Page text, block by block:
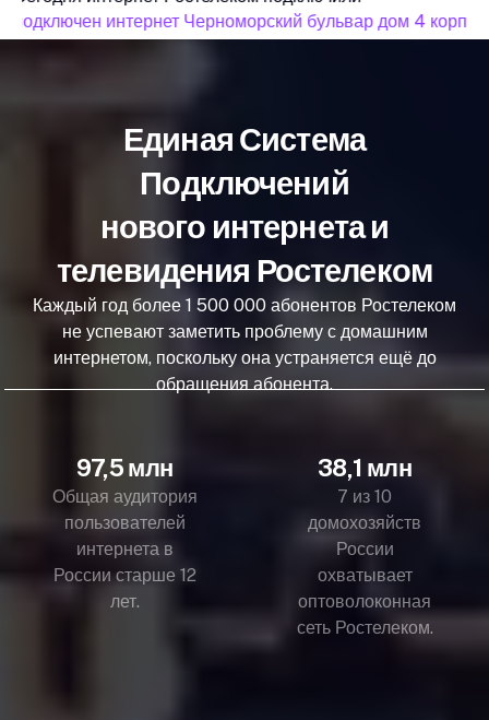
подключен интернет Черноморский бульвар дом 4 корпус
Единая Система
Подключений
нового интернета и
телевидения Ростелеком
Каждый год более 1 500 000 абонентов Ростелеком
не успевают заметить проблему с домашним
интернетом, поскольку она устраняется ещё до
обращения абонента.
97,5 млн
Общая аудитория
пользователей
интернета в
России старше 12
лет.
38,1 млн
7 из 10
домохозяйств
России
охватывает
оптоволоконная
сеть Ростелеком.